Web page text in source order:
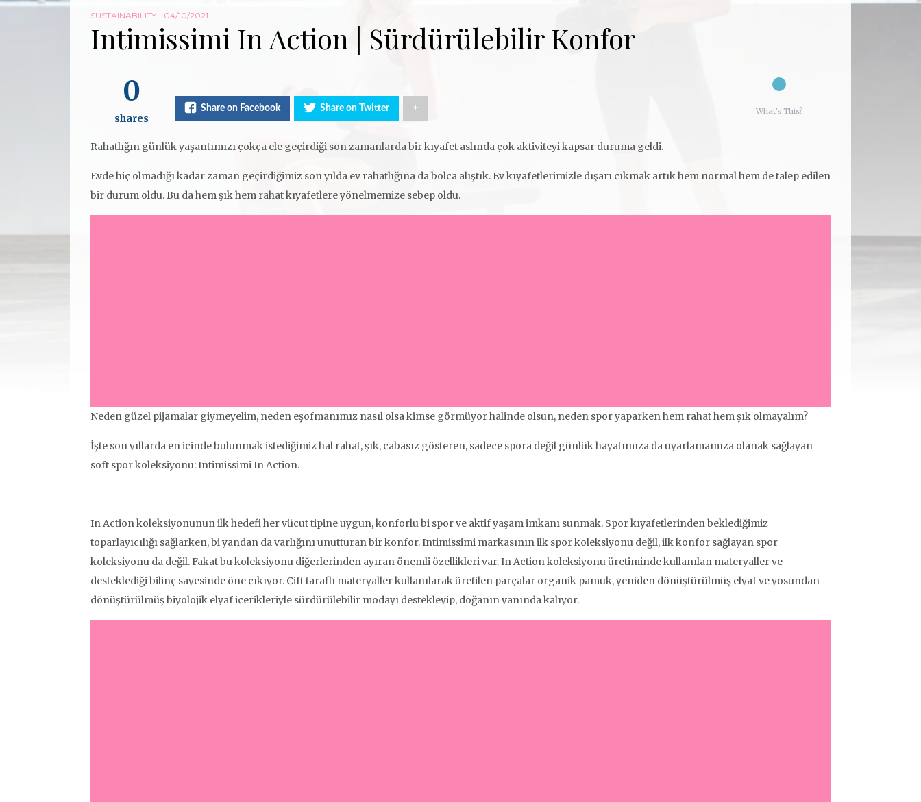
SUSTAINABILITY - 04/10/2021
Intimissimi In Action | Sürdürülebilir Konfor
0
shares
Share on Facebook Share on Twitter + What's This?
Rahatlığın günlük yaşantımızı çokça ele geçirdiği son zamanlarda bir kıyafet aslında çok aktiviteyi kapsar duruma geldi.
Evde hiç olmadığı kadar zaman geçirdiğimiz son yılda ev rahatlığına da bolca alıştık. Ev kıyafetlerimizle dışarı çıkmak artık hem normal hem de talep edilen
bir durum oldu. Bu da hem şık hem rahat kıyafetlere yönelmemize sebep oldu.
Neden güzel pijamalar giymeyelim, neden eşofmanımız nasıl olsa kimse görmüyor halinde olsun, neden spor yaparken hem rahat hem şık olmayalım?
İşte son yıllarda en içinde bulunmak istediğimiz hal rahat, şık, çabasız gösteren, sadece spora değil günlük hayatımıza da uyarlamamıza olanak sağlayan
soft spor koleksiyonu: Intimissimi In Action.
In Action koleksiyonunun ilk hedefi her vücut tipine uygun, konforlu bi spor ve aktif yaşam imkanı sunmak. Spor kıyafetlerinden beklediğimiz
toparlayıcılığı sağlarken, bi yandan da varlığını unutturan bir konfor. Intimissimi markasının ilk spor koleksiyonu değil, ilk konfor sağlayan spor
koleksiyonu da değil. Fakat bu koleksiyonu diğerlerinden ayıran önemli özellikleri var. In Action koleksiyonu üretiminde kullanılan materyaller ve
desteklediği bilinç sayesinde öne çıkıyor. Çift taraflı materyaller kullanılarak üretilen parçalar organik pamuk, yeniden dönüştürülmüş elyaf ve yosundan
dönüştürülmüş biyolojik elyaf içerikleriyle sürdürülebilir modayı destekleyip, doğanın yanında kalıyor.